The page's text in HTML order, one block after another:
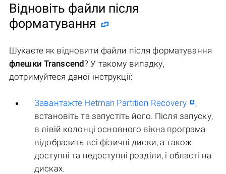
Відновіть файли після
форматування
Шукаєте як відновити файли після форматування
флешки Transcend? У такому випадку,
дотримуйтеся даної інструкції:
Завантажте Hetman Partition Recovery
,
встановіть та запустіть його. Після запуску,
в лівій колонці основного вікна програма
відобразить всі фізичні диски, а також
доступні та недоступні розділи, і області на
дисках.